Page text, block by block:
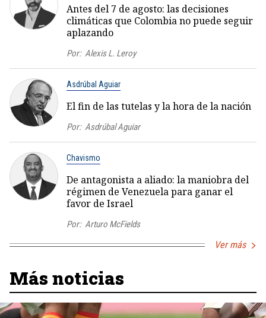
Antes del 7 de agosto: las decisiones
climáticas que Colombia no puede seguir
aplazando
Por: Alexis L. Leroy
Asdrúbal Aguiar
El fin de las tutelas y la hora de la nación
Por: Asdrúbal Aguiar
Chavismo
De antagonista a aliado: la maniobra del
régimen de Venezuela para ganar el
favor de Israel
Por: Arturo McFields
Ver más
Más noticias